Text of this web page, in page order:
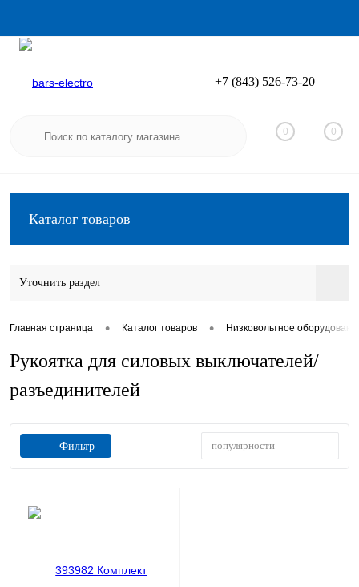
Вход
+7 (843) 526-73-20
0 0
Каталог товаров
Уточнить раздел
Главная страница • Каталог товаров • Низковольтное
Рукоятка для силовых выключателей/
разъединителей
Фильтр популярности